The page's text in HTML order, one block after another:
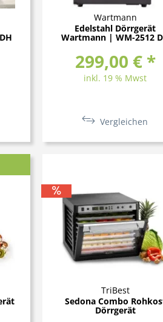
Wartmann
Edelstahl Dörrgerät
Wartmann | WM-2512
299,00 € *
inkl. 19 % Mwst
Vergleichen
TriBest
Sedona Combo
Dörrgerät